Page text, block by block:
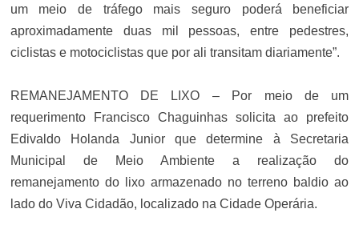
um meio de tráfego mais seguro poderá beneficiar
aproximadamente duas mil pessoas, entre pedestres,
ciclistas e motociclistas que por ali transitam diariamente”.
REMANEJAMENTO DE LIXO –
Por meio de um
requerimento Francisco Chaguinhas solicita ao prefeito
Edivaldo Holanda Junior que determine à Secretaria
Municipal de Meio Ambiente a realização do
remanejamento do lixo armazenado no terreno baldio ao
lado do Viva Cidadão, localizado na Cidade Operária.